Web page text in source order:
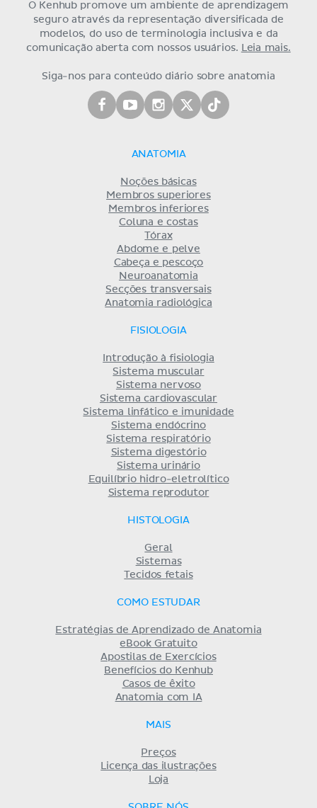
O Kenhub promove um ambiente de aprendizagem
seguro através da representação diversificada de
modelos, do uso de terminologia inclusiva e da
comunicação aberta com nossos usuários. Leia mais.
Siga-nos para conteúdo diário sobre anatomia
ANATOMIA
Noções básicas
Membros superiores
Membros inferiores
Coluna e costas
Tórax
Abdome e pelve
Cabeça e pescoço
Neuroanatomia
Secções transversais
Anatomia radiológica
FISIOLOGIA
Introdução à fisiologia
Sistema muscular
Sistema nervoso
Sistema cardiovascular
Sistema linfático e imunidade
Sistema endócrino
Sistema respiratório
Sistema digestório
Sistema urinário
Equilíbrio hidro-eletrolítico
Sistema reprodutor
HISTOLOGIA
Geral
Sistemas
Tecidos fetais
COMO ESTUDAR
Estratégias de Aprendizado de Anatomia
eBook Gratuito
Apostilas de Exercícios
Benefícios do Kenhub
Casos de êxito
Anatomia com IA
MAIS
Preços
Licença das ilustrações
Loja